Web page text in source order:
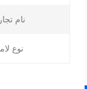
نام
نوع